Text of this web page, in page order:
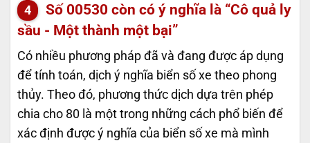
Số 00530 còn có ý nghĩa là “Cô quả ly
sầu - Một thành một bại”
Có nhiều phương pháp đã và đang được áp dụng
để tính toán, dịch ý nghĩa biển số xe theo phong
thủy. Theo đó, phương thức dịch dựa trên phép
chia cho 80 là một trong những cách phổ biến để
xác định được ý nghĩa của biển số xe mà mình